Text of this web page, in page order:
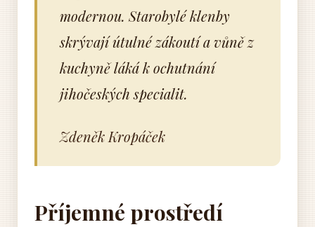
modernou. Starobylé klenby
skrývají útulné zákoutí a vůně z
kuchyně láká k ochutnání
jihočeských specialit.
Zdeněk Kropáček
Příjemné prostředí